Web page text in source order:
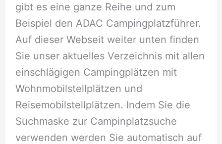
gibt es eine ganze Reihe und zum
Beispiel den ADAC Campingplatzführer.
Auf dieser Webseit weiter unten finden
Sie unser aktuelles Verzeichnis mit allen
einschlägigen Campingplätzen mit
Wohnmobilstellplätzen und
Reisemobilstellplätzen. Indem Sie die
Suchmaske zur Campinplatzsuche
verwenden werden Sie automatisch auf